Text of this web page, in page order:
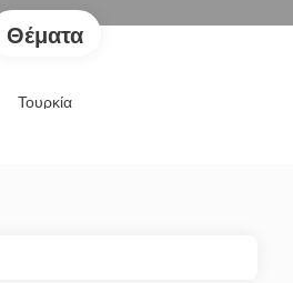
Θέματα
Τουρκία